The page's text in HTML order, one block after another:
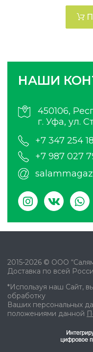
НАШИ
450106,
г. Уфа, ул.
+7 347 254
+7 987 027
2015-2026 © ООО
Доставка по всей
*Используя наш Сайт,
обработку
Ваших персональных
положениями данной